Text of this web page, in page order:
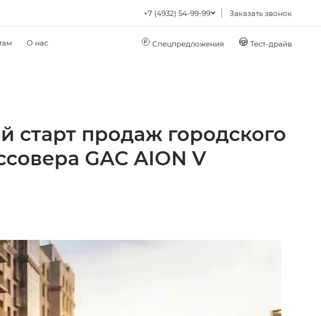
+7 (4932) 54-99-99 Заказать звонок
О нас Спецпредложения Тест-драйв
старт продаж городского
GAC AION V